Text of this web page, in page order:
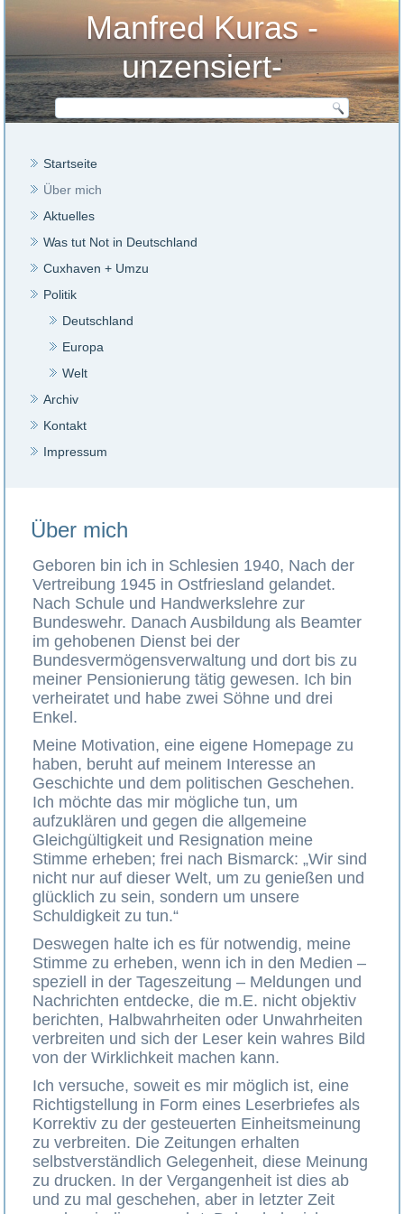
Manfred Kuras -
unzensiert-
Startseite
Über mich
Aktuelles
Was tut Not in Deutschland
Cuxhaven + Umzu
Politik
Deutschland
Europa
Welt
Archiv
Kontakt
Impressum
Über mich
Geboren bin ich in Schlesien 1940, Nach der
Vertreibung 1945 in Ostfriesland gelandet.
Nach Schule und Handwerkslehre zur
Bundeswehr. Danach Ausbildung als Beamter
im gehobenen Dienst bei der
Bundesvermögensverwaltung und dort bis zu
meiner Pensionierung tätig gewesen. Ich bin
verheiratet und habe zwei Söhne und drei
Enkel.
Meine Motivation, eine eigene Homepage zu
haben, beruht auf meinem Interesse an
Geschichte und dem politischen Geschehen.
Ich möchte das mir mögliche tun, um
aufzuklären und gegen die allgemeine
Gleichgültigkeit und Resignation meine
Stimme erheben; frei nach Bismarck: „Wir sind
nicht nur auf dieser Welt, um zu genießen und
glücklich zu sein, sondern um unsere
Schuldigkeit zu tun.“
Deswegen halte ich es für notwendig, meine
Stimme zu erheben, wenn ich in den Medien –
speziell in der Tageszeitung – Meldungen und
Nachrichten entdecke, die m.E. nicht objektiv
berichten, Halbwahrheiten oder Unwahrheiten
verbreiten und sich der Leser kein wahres Bild
von der Wirklichkeit machen kann.
Ich versuche, soweit es mir möglich ist, eine
Richtigstellung in Form eines Leserbriefes als
Korrektiv zu der gesteuerten Einheitsmeinung
zu verbreiten. Die Zeitungen erhalten
selbstverständlich Gelegenheit, diese Meinung
zu drucken. In der Vergangenheit ist dies ab
und zu mal geschehen, aber in letzter Zeit